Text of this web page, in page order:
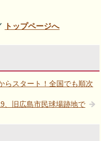
トップページへ
らスタート！全国でも順次
、旧広島市民球場跡地で